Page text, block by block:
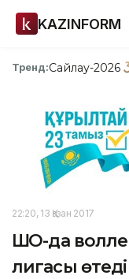
KAZINFORM
Тренд:Сайлау-2026
22:20, 13 Қазан 2017
ШҚО-да
лигасы өтеді